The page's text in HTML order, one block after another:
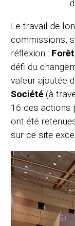
Le travail de
commissions,
réflexion : Forêt
défi du
valeur ajoutée
Société (à
16 des actions
ont été
sur ce site